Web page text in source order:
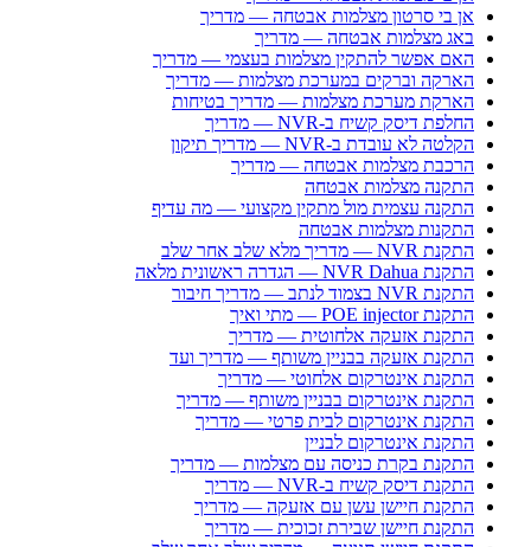
אן בי סרטון מצלמות אבטחה — מדריך
באג מצלמות אבטחה — מדריך
האם אפשר להתקין מצלמות בעצמי — מדריך
הארקה וברקים במערכת מצלמות — מדריך
הארקת מערכת מצלמות — מדריך בטיחות
החלפת דיסק קשיח ב-NVR — מדריך
הקלטה לא עובדת ב-NVR — מדריך תיקון
הרכבת מצלמות אבטחה — מדריך
התקנה מצלמות אבטחה
התקנה עצמית מול מתקין מקצועי — מה עדיף
התקנות מצלמות אבטחה
התקנת NVR — מדריך מלא שלב אחר שלב
התקנת NVR Dahua — הגדרה ראשונית מלאה
התקנת NVR בצמוד לנתב — מדריך חיבור
התקנת POE injector — מתי ואיך
התקנת אזעקה אלחוטית — מדריך
התקנת אזעקה בבניין משותף — מדריך ועד
התקנת אינטרקום אלחוטי — מדריך
התקנת אינטרקום בבניין משותף — מדריך
התקנת אינטרקום לבית פרטי — מדריך
התקנת אינטרקום לבניין
התקנת בקרת כניסה עם מצלמות — מדריך
התקנת דיסק קשיח ב-NVR — מדריך
התקנת חיישן עשן עם אזעקה — מדריך
התקנת חיישן שבירת זכוכית — מדריך